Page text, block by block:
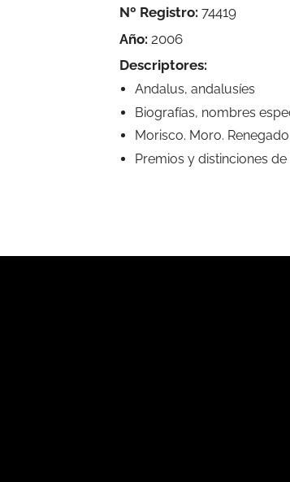
Nº Registro: 74419
Año: 2006
Descriptores:
Andalus, andalusíes
Biografías, nombres
Morisco. Moro. Renegado
Premios y distinciones